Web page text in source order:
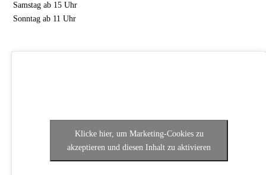
Samstag ab 15 Uhr
Sonntag ab 11 Uhr
Klicke hier, um Marketing-Cookies zu
akzeptieren und diesen Inhalt zu aktivieren